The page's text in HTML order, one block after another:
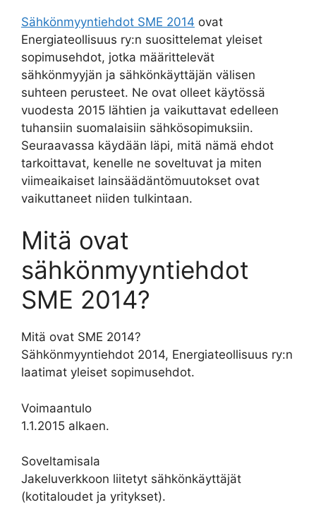
Sähkönmyyntiehdot SME 2014 ovat
Energiateollisuus ry:n suosittelemat yleiset
sopimusehdot, jotka määrittelevät
sähkönmyyjän ja sähkönkäyttäjän välisen
suhteen perusteet. Ne ovat olleet käytössä
vuodesta 2015 lähtien ja vaikuttavat edelleen
tuhansiin suomalaisiin sähkösopimuksiin.
Seuraavassa käydään läpi, mitä nämä ehdot
tarkoittavat, kenelle ne soveltuvat ja miten
viimeaikaiset lainsäädäntömuutokset ovat
vaikuttaneet niiden tulkintaan.
Mitä ovat
sähkönmyyntiehdot
SME 2014?
Mitä ovat SME 2014?
Sähkönmyyntiehdot 2014, Energiateollisuus ry:n
laatimat yleiset sopimusehdot.
Voimaantulo
1.1.2015 alkaen.
Soveltamisala
Jakeluverkkoon liitetyt sähkönkäyttäjät
(kotitaloudet ja yritykset).